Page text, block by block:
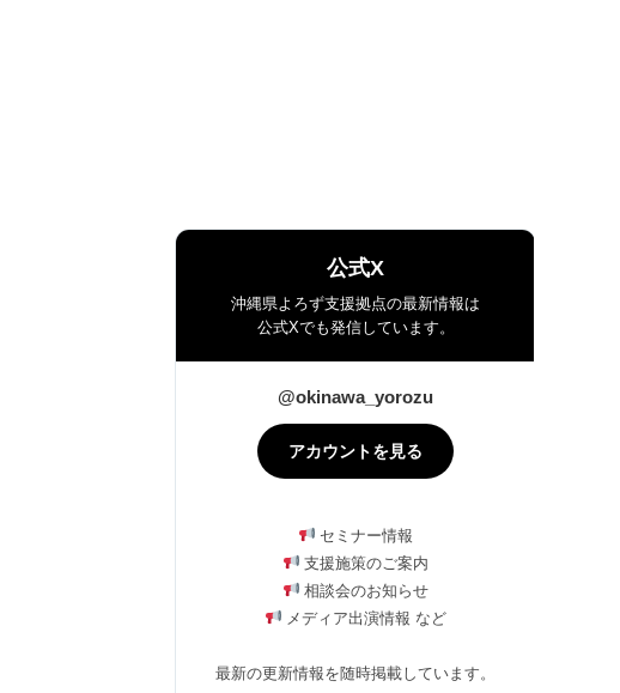
公式X
沖縄県よろず支援拠点の最新情報は
公式Xでも発信しています。
@okinawa_yorozu
アカウントを見る
セミナー情報
支援施策のご案内
相談会のお知らせ
メディア出演情報 など
最新の更新情報を随時掲載しています。